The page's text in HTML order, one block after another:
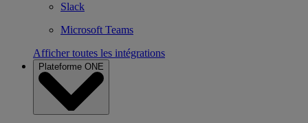
Slack
Microsoft Teams
Afficher toutes les intégrations
Plateforme ONE